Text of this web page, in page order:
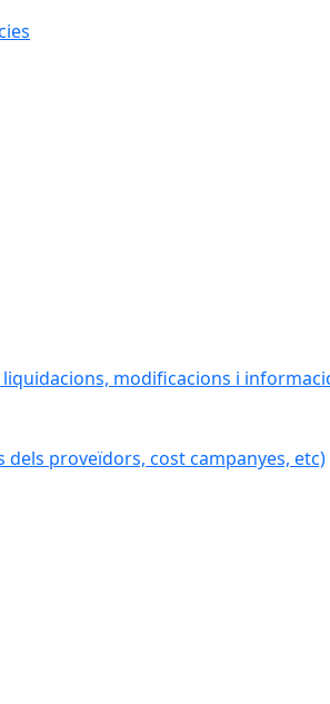
modificacions i
proveïdors, cost campanyes, etc)